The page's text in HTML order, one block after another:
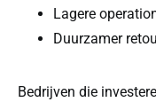
Lagere
Duurzamer
Bedrijven die